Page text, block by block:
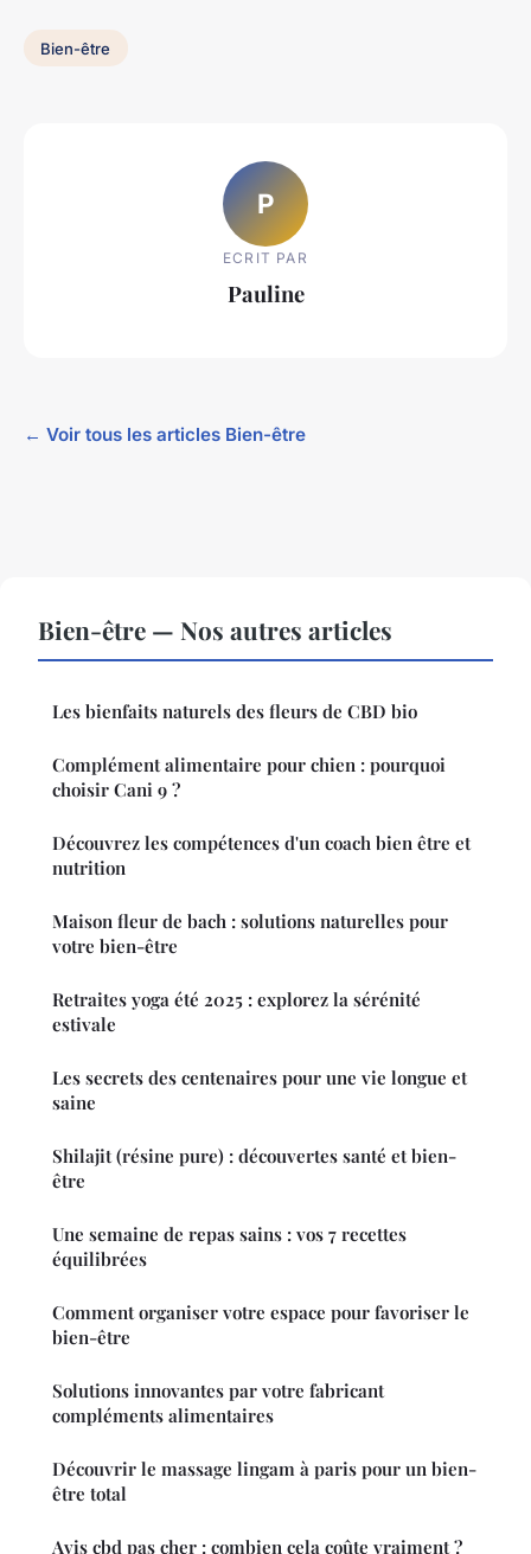
Bien-être
P
ECRIT PAR
Pauline
← Voir tous les articles Bien-être
Bien-être — Nos autres articles
Les bienfaits naturels des fleurs de CBD bio
Complément alimentaire pour chien : pourquoi
choisir Cani 9 ?
Découvrez les compétences d'un coach bien être et
nutrition
Maison fleur de bach : solutions naturelles pour
votre bien-être
Retraites yoga été 2025 : explorez la sérénité
estivale
Les secrets des centenaires pour une vie longue et
saine
Shilajit (résine pure) : découvertes santé et bien-
être
Une semaine de repas sains : vos 7 recettes
équilibrées
Comment organiser votre espace pour favoriser le
bien-être
Solutions innovantes par votre fabricant
compléments alimentaires
Découvrir le massage lingam à paris pour un bien-
être total
Avis cbd pas cher : combien cela coûte vraiment ?